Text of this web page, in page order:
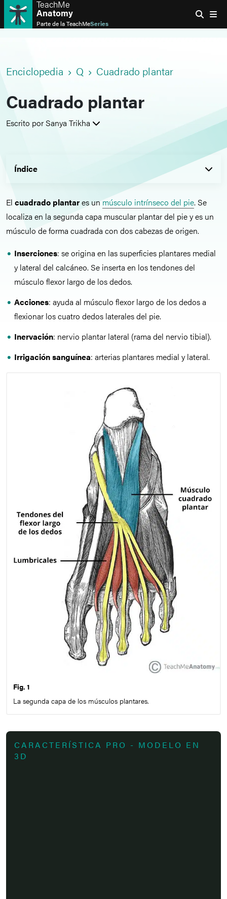
TeachMe
Anatomy
Parte de laTeachMeSeries
Enciclopedia Q Cuadrado plantar
Cuadrado plantar
Escrito por Sanya Trikha
Índice
El cuadrado plantares unmúsculo intrínseco del pie. Se
localiza en la segunda capa muscular plantar del pie y es un
músculo de forma cuadrada con dos cabezas de origen.
Inserciones: se origina en las superficies plantares medial
y lateral del calcáneo. Se inserta en los tendones del
músculo flexor largo de los dedos.
Acciones: ayuda al músculo flexor largo de los dedos a
flexionar los cuatro dedos laterales del pie.
Inervación: nervio plantar lateral (rama del nervio tibial).
Irrigación sanguínea: arterias plantares medial y lateral.
Fig. 1
La segunda capa de los músculos plantares.
CARACTERÍSTICA PRO - MODELO EN
3D